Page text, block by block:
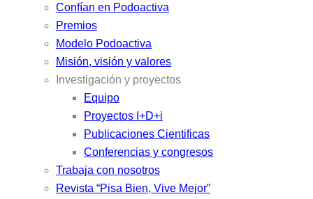
Confían en Podoactiva
Premios
Modelo Podoactiva
Misión, visión y valores
Investigación y proyectos
Equipo
Proyectos I+D+i
Publicaciones Cientificas
Conferencias y congresos
Trabaja con nosotros
Revista “Pisa Bien, Vive Mejor”